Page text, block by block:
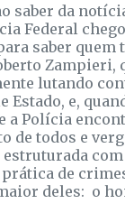
saber da
Federal
saber quem
Zampieri,
lutando
Estado, e,
a Polícia
de todos e
com
de
deles: o